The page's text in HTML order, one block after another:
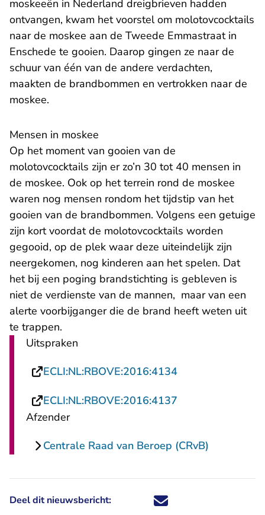
moskeeën in Nederland dreigbrieven hadden
ontvangen, kwam het voorstel om molotovcocktails
naar de moskee aan de Tweede Emmastraat in
Enschede te gooien. Daarop gingen ze naar de
schuur van één van de andere verdachten,
maakten de brandbommen en vertrokken naar de
moskee.
Mensen in moskee
Op het moment van gooien van de
molotovcocktails zijn er zo’n 30 tot 40 mensen in
de moskee. Ook op het terrein rond de moskee
waren nog mensen rondom het tijdstip van het
gooien van de brandbommen. Volgens een getuige
zijn kort voordat de molotovcocktails worden
gegooid, op de plek waar deze uiteindelijk zijn
neergekomen, nog kinderen aan het spelen. Dat
het bij een poging brandstichting is gebleven is
niet de verdienste van de mannen, maar van een
alerte voorbijganger die de brand heeft weten uit
te trappen.
Uitspraken
ECLI:NL:RBOVE:2016:4134- U verlaat
ECLI:NL:RBOVE:2016:4137
Afzender
Centrale Raad van Beroep (CRvB)
Deel dit nieuwsbericht: Deel dit nieuwsbericht via X -
Deel dit nieuwsbericht via
Deel dit nieuwsbericht
Deel dit